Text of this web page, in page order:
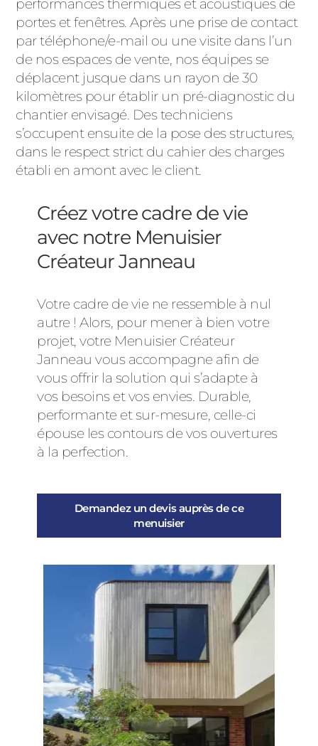
performances thermiques et acoustiques de
portes et fenêtres. Après une prise de contact
par téléphone/e-mail ou une visite dans l’un
de nos espaces de vente, nos équipes se
déplacent jusque dans un rayon de 30
kilomètres pour établir un pré-diagnostic du
chantier envisagé. Des techniciens
s’occupent ensuite de la pose des structures,
dans le respect strict du cahier des charges
établi en amont avec le client.
Créez votre cadre de vie
avec notre Menuisier
Créateur Janneau
Votre cadre de vie ne ressemble à nul
autre ! Alors, pour mener à bien votre
projet, votre Menuisier Créateur
Janneau vous accompagne afin de
vous offrir la solution qui s’adapte à
vos besoins et vos envies. Durable,
performante et sur-mesure, celle-ci
épouse les contours de vos ouvertures
à la perfection.
Demandez un devis auprès de ce
menuisier